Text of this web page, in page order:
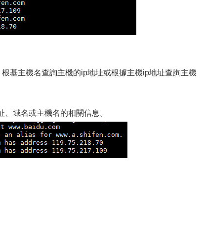
基主機名查詢主機的ip地址或根據主機ip地址查詢主機
域名或主機名的相關信息。